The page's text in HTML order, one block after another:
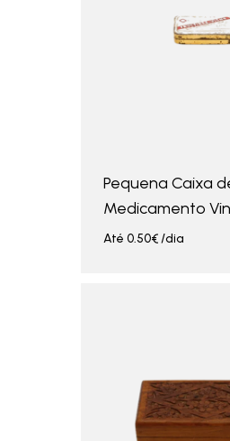
Pequena Caixa
Medicamento
Até 0.50€/dia